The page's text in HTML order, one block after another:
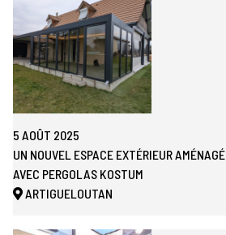
5 AOÛT 2025
UN NOUVEL ESPACE EXTÉRIEUR AMÉNAGÉ
AVEC PERGOLAS KOSTUM
ARTIGUELOUTAN